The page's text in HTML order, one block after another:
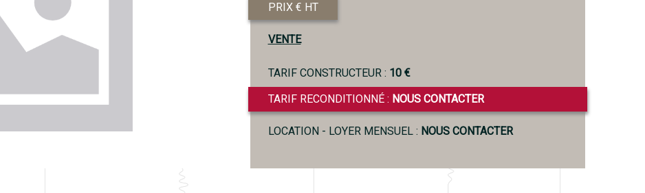
PRIX € HT
VENTE
TARIF CONSTRUCTEUR : 10 €
TARIF RECONDITIONNÉ : NOUS CONTACTER
LOCATION - LOYER MENSUEL : NOUS CONTACTER